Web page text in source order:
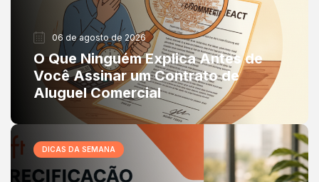
06 de agosto de 2026
O Que Ninguém Explica Antes de
Você Assinar um Contrato de
Aluguel Comercial
DICAS DA SEMANA